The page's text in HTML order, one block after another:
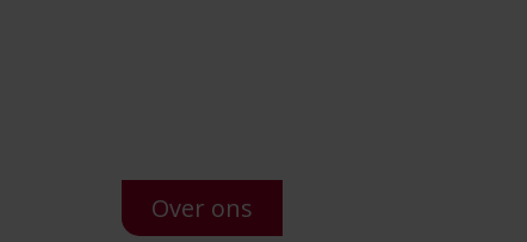
Over ons